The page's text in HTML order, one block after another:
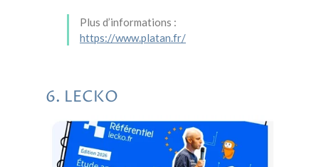
Plus d’informations :
https://www.platan.fr/
6. LECKO